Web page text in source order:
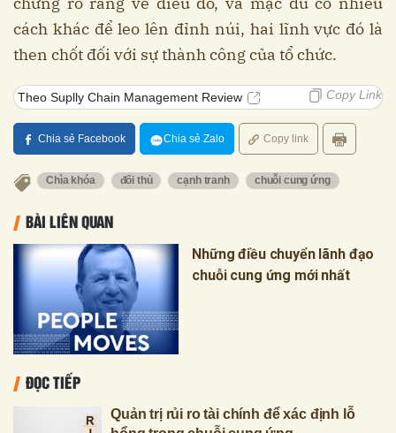
cách khác để leo lên đỉnh núi, hai lĩnh vực đó là
then chốt đối với sự thành công của tổ chức.
Theo Suplly Chain Management Review Copy Link
Chia sẻ Facebook Chia sẻ Zalo Copy link
Chìa khóa đối thủ cạnh tranh chuỗi cung ứng
BÀI LIÊN QUAN
Những điều chuyển lãnh đạo
chuỗi cung ứng mới nhất
ĐỌC TIẾP
Quản trị rủi ro tài chính để xác định lỗ